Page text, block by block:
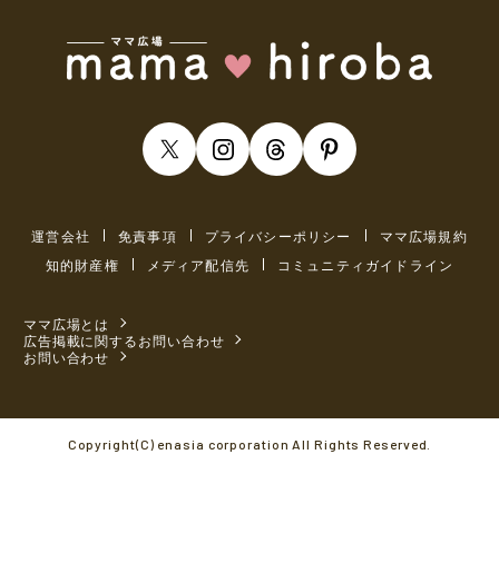
運営会社 免責事項 プライバシーポリシー
ママ広場規約
知的財産権
メディア配信先 コミュニティガイドライン
ママ広場とは
広告掲載に関するお問い合わせ
お問い合わせ
Copyright(C) enasia corporation All Rights Reserved.